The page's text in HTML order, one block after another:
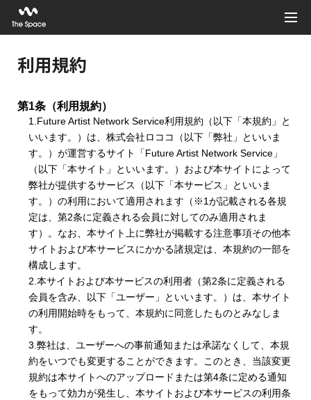
利用規約
第1条（利用規約）
1.Future Artist Network Service利用規約（以下「本規約」と
いいます。）は、株式会社ロココ（以下「弊社」といいま
す。）が運営するサイト「Future Artist Network Service」
（以下「本サイト」といいます。）および本サイトによって
弊社が提供するサービス（以下「本サービス」といいま
す。）の利用において適用されます（※1が記載される各規
定は、第2条に定義される会員に対してのみ適用されま
す）。なお、本サイト上に弊社が掲載する注意事項その他本
サイトおよび本サービスにかかる諸規定は、本規約の一部を
構成します。
2.本サイトおよび本サービスの利用者（第2条に定義される
会員を含み、以下「ユーザー」といいます。）は、本サイト
の利用開始時をもって、本規約に同意したものとみなしま
す。
3.弊社は、ユーザーへの事前通知または承諾なくして、本規
約をいつでも変更することができます。このとき、当該変更
規約は本サイトへのアップロードまたは第4条に定める通知
をもって効力が発生し、本サイトおよび本サービスの利用条